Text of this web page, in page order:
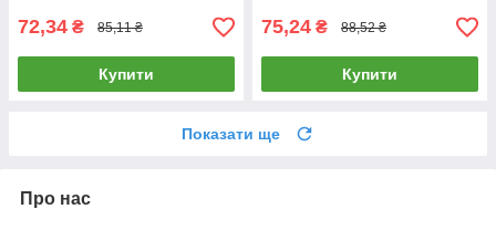
72,34 ₴ 85,11 ₴
Купити
75,24 ₴ 88,52 ₴
Купити
Показати ще
Про нас